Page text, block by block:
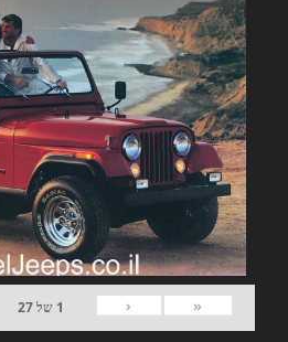
«
‹
1 של27